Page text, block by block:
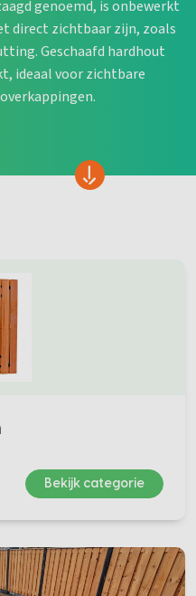
genoemd, is onbewerkt
direct zichtbaar zijn, zoals
Geschaafd hardhout
ideaal voor zichtbare
Bekijk categorie